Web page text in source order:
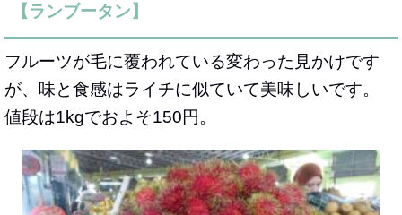
【ランブータン】
フルーツが毛に覆われている変わった見かけです
が、味と食感はライチに似ていて美味しいです。
値段は1kgでおよそ150円。